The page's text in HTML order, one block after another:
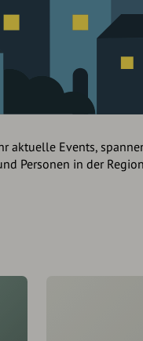
aktuelle Events,
Personen in der